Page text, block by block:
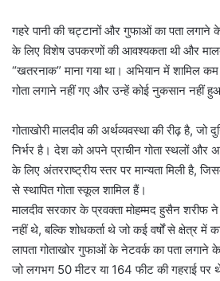
गहरे पानी की चट्टानों और गुफाओं का पता लगाने
के लिए विशेष उपकरणों की आवश्यकता थी और
“खतरनाक” माना गया था। अभियान में शामिल
गोता लगाने नहीं गए और उन्हें कोई नुकसान नहीं
गोताखोरी मालदीव की अर्थव्यवस्था की रीढ़ है,
निर्भर है। देश को अपने प्राचीन गोता स्थलों और
के लिए अंतरराष्ट्रीय स्तर पर मान्यता मिली है,
से स्थापित गोता स्कूल शामिल हैं।
मालदीव सरकार के प्रवक्ता मोहम्मद हुसैन शरीफ ने
नहीं थे, बल्कि शोधकर्ता थे जो कई वर्षों से क्षेत्र में
लापता गोताखोर गुफाओं के नेटवर्क का पता लगाने
जो लगभग 50 मीटर या 164 फीट की गहराई पर